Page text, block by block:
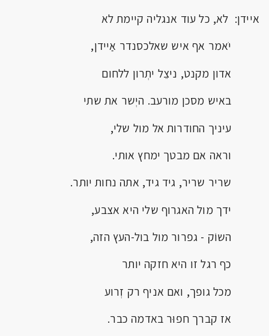
איידן: לא, כל עוד אנגליה קיימת לא
יֹאמר אף איש שאלכסנדר אַיידן,
אדון מקנט, ניצֵל יתְרון ללחום
באיש מסכן מורעב. היְשר את שתי
עיניך החודרות אל מול שלי,
וראה אם מבטך ימחץ אותי.
שריר שריר, גיד גיד, אתה נחות יותר.
ידך מול האגרוף שלי היא אצבע,
השוֹק - גפרור מול בול-העץ הזה,
כף רגל זו היא חזקה יותר
מכל גופך, ואם אניף רק זְרוע
אז קברך חפוּר באדמה כבר.